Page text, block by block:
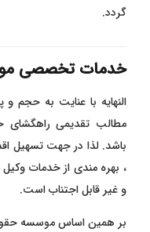
گردد.
خدمات تخصصی
النهایه با عنایت به
مطالب تقدیمی
باشد. لذا در جهت تسهیل
، بهره مندی از خدمات
و غیر قابل اجتناب است.
بر همین اساس موسسه